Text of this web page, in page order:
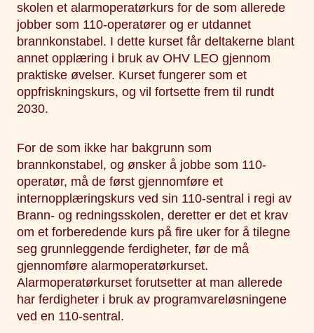
skolen et alarmoperatørkurs for de som allerede
jobber som 110-operatører og er utdannet
brannkonstabel. I dette kurset får deltakerne blant
annet opplæring i bruk av OHV LEO gjennom
praktiske øvelser. Kurset fungerer som et
oppfriskningskurs, og vil fortsette frem til rundt
2030.
For de som ikke har bakgrunn som
brannkonstabel, og ønsker å jobbe som 110-
operatør, må de først gjennomføre et
internopplæringskurs ved sin 110-sentral i regi av
Brann- og redningsskolen, deretter er det et krav
om et forberedende kurs på fire uker for å tilegne
seg grunnleggende ferdigheter, før de må
gjennomføre alarmoperatørkurset.
Alarmoperatørkurset forutsetter at man allerede
har ferdigheter i bruk av programvareløsningene
ved en 110-sentral.